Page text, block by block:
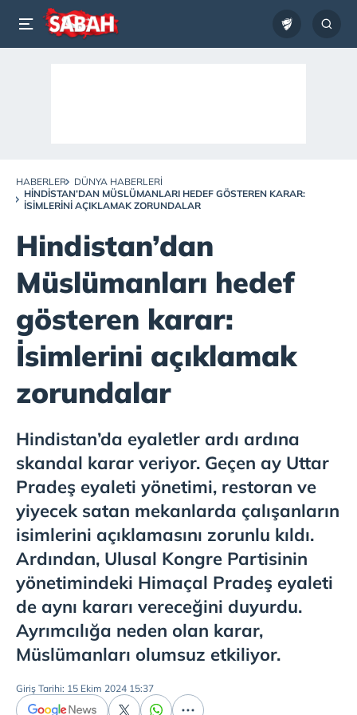
HABERLER
DÜNYA HABERLERI
HINDISTAN’DAN MÜSLÜMANLARI HEDEF GÖSTEREN KARAR:
İSIMLERINI AÇIKLAMAK ZORUNDALAR
Hindistan’dan
Müslümanları hedef
gösteren karar:
İsimlerini açıklamak
zorundalar
Hindistan’da eyaletler ardı ardına
skandal karar veriyor. Geçen ay Uttar
Pradeş eyaleti yönetimi, restoran ve
yiyecek satan mekanlarda çalışanların
isimlerini açıklamasını zorunlu kıldı.
Ardından, Ulusal Kongre Partisinin
yönetimindeki Himaçal Pradeş eyaleti
de aynı kararı vereceğini duyurdu.
Ayrımcılığa neden olan karar,
Müslümanları olumsuz etkiliyor.
Giriş Tarihi: 15 Ekim 2024 15:37